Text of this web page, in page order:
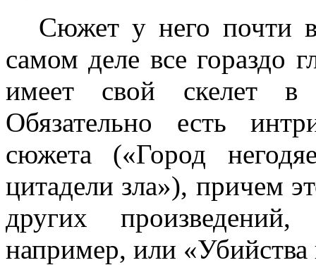
Сюжет у него почти
самом деле все гораздо
имеет свой скелет
Обязательно есть
сюжета («Город
цитадели зла»), причем
других
например, или «Убийства